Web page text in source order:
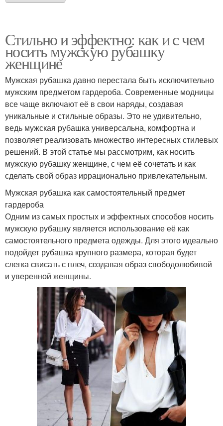
Стильно и эффектно: как и с чем
носить мужскую рубашку
женщине
Мужская рубашка давно перестала быть исключительно
мужским предметом гардероба. Современные модницы
все чаще включают её в свои наряды, создавая
уникальные и стильные образы. Это не удивительно,
ведь мужская рубашка универсальна, комфортна и
позволяет реализовать множество интересных стилевых
решений. В этой статье мы рассмотрим, как носить
мужскую рубашку женщине, с чем её сочетать и как
сделать свой образ иррационально привлекательным.
Мужская рубашка как самостоятельный предмет
гардероба
Одним из самых простых и эффектных способов носить
мужскую рубашку является использование её как
самостоятельного предмета одежды. Для этого идеально
подойдет рубашка крупного размера, которая будет
слегка свисать с плеч, создавая образ свободолюбивой
и уверенной женщины.